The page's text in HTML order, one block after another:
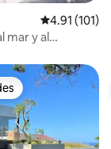
Calificación
4.91 (101)
mar y al